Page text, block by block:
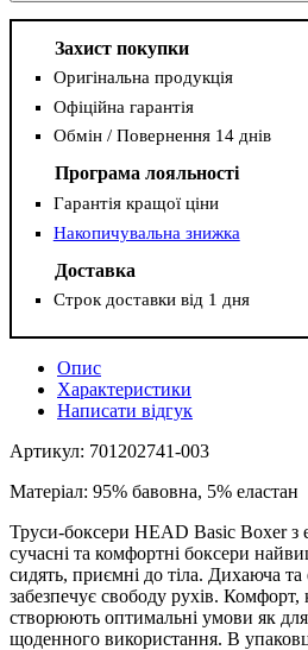
Захист покупки
Оригінальна продукція
Офіційна гарантія
Обмін / Повернення 14 днів
Програма лояльності
Гарантія кращої ціни
Накопичувальна знижка
Доставка
Строк доставки від 1 дня
Опис
Характеристики
Написати відгук
Артикул: 701202741-003
Матеріал: 95% бавовна, 5% еластан
Труси-боксери HEAD Basic Boxer з
сучасні та комфортні боксери
сидять, приємні до тіла. Дихаюча
забезпечує свободу рухів. Комфорт,
створюють оптимальні умови як для
щоденного використання. В